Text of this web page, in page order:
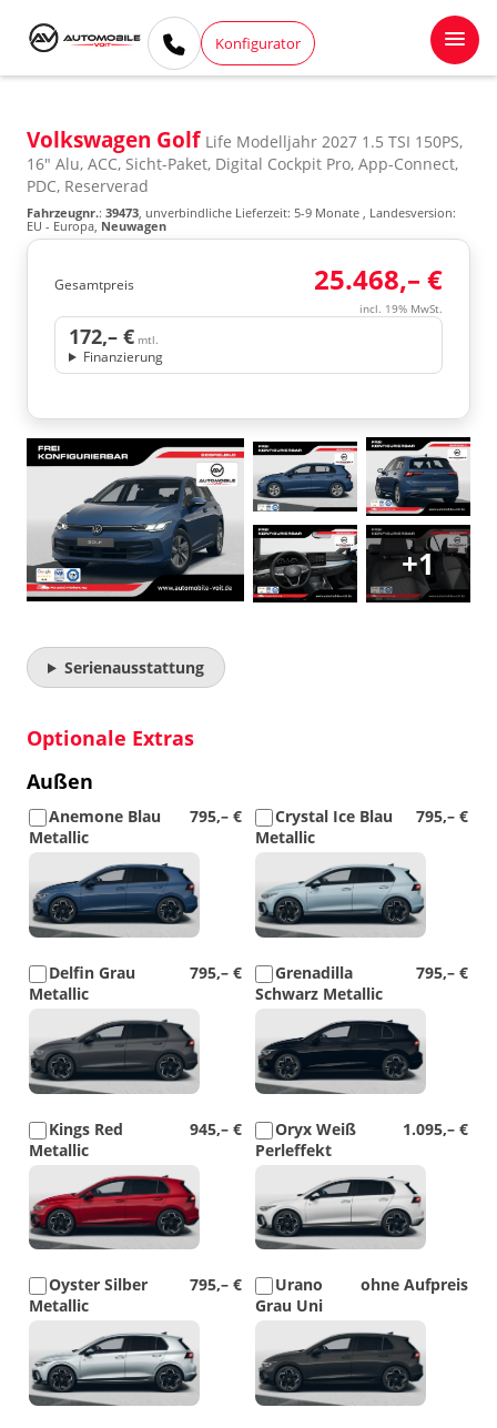
Konfigurator
Volkswagen Golf Life Modelljahr 2027 1.5 TSI 150PS,
16" Alu, ACC, Sicht-Paket, Digital Cockpit Pro, App-Connect,
PDC, Reserverad
Fahrzeugnr.: 39473, unverbindliche Lieferzeit: 5-9 Monate , Landesversion:
EU - Europa, Neuwagen
Gesamtpreis 25.468,– €
incl. 19% MwSt.
172,– € mtl.
Finanzierung
+1
Serienausstattung
Optionale Extras
Außen
795,– €
Anemone Blau
Metallic
795,– €
Crystal Ice Blau
Metallic
795,– €
Delfin Grau
Metallic
795,– €
Grenadilla
Schwarz Metallic
945,– €
Kings Red
Metallic
1.095,– €
Oryx Weiß
Perleffekt
795,– €
Oyster Silber
Metallic
ohne Aufpreis
Urano
Grau Uni